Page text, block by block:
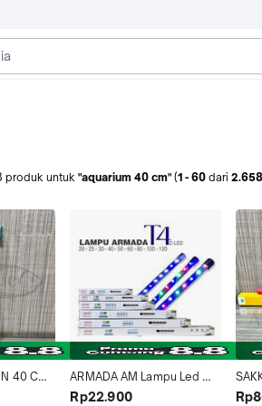
produk untuk "aquarium 40 cm" (1 -60 dari 2.658
40 CM
ARMADA AM Lampu Led
Celup Aquarium ARMADA
Rp22.900